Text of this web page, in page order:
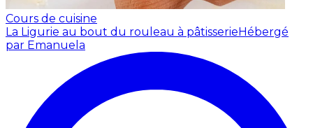
Cours de cuisine
La Ligurie au bout du rouleau à pâtisserieHébergé
par Emanuela